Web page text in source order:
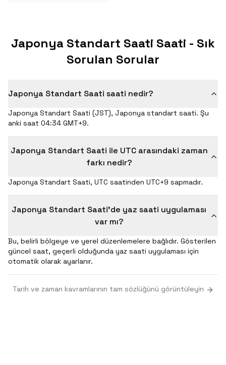
Japonya Standart Saati Saati - Sık
Sorulan Sorular
Japonya Standart Saati saati nedir?
Japonya Standart Saati (JST), Japonya standart saati. Şu
anki saat 04:34 GMT+9.
Japonya Standart Saati ile UTC arasındaki zaman
farkı nedir?
Japonya Standart Saati, UTC saatinden UTC+9 sapmadır.
Japonya Standart Saati'de yaz saati uygulaması
var mı?
Bu, belirli bölgeye ve yerel düzenlemelere bağlıdır. Gösterilen
güncel saat, geçerli olduğunda yaz saati uygulaması için
otomatik olarak ayarlanır.
Tarih ve zaman kavramlarının tam sözlüğünü görüntüleyin